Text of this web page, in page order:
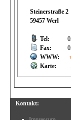
Steinerstraße 2
59457 Werl
Tel:
Fax:
WWW:
Karte:
Kontakt: